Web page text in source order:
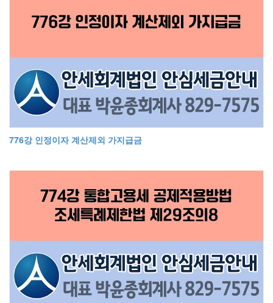
776강 인정이자 계산제외 가지급금